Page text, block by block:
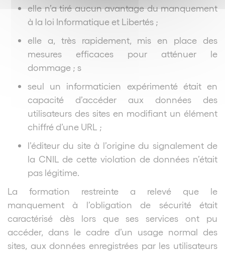
elle n’a tiré aucun avantage du manquement
à la loi Informatique et Libertés ;
elle a, très rapidement, mis en place des
mesures efficaces pour atténuer le
dommage ; s
seul un informaticien expérimenté était en
capacité d’accéder aux données des
utilisateurs des sites en modifiant un élément
chiffré d’une URL ;
l’éditeur du site à l’origine du signalement de
la CNIL de cette violation de données n’était
pas légitime.
La formation restreinte a relevé que le
manquement à l’obligation de sécurité était
caractérisé dès lors que ses services ont pu
accéder, dans le cadre d’un usage normal des
sites, aux données enregistrées par les utilisateurs